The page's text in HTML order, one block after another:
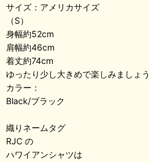
サイズ：アメリカサイズ
（S）
身幅約52cm
肩幅約46cm
着丈約74cm
ゆったり少し大きめで楽しみましょう
カラー：
Black/ブラック
織りネームタグ
RJC の
ハワイアンシャツは